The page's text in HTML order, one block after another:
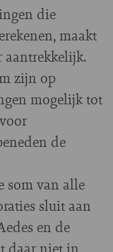
die
maakt
aantrekkelijk.
zijn op
mogelijk tot
de
som van alle
sluit aan
en de